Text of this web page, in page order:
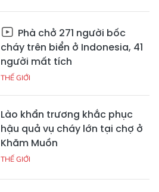
Phà chở 271 người bốc
cháy trên biển ở Indonesia, 41
người mất tích
THẾ GIỚI
Lào khẩn trương khắc phục
hậu quả vụ cháy lớn tại chợ ở
Khăm Muồn
THẾ GIỚI